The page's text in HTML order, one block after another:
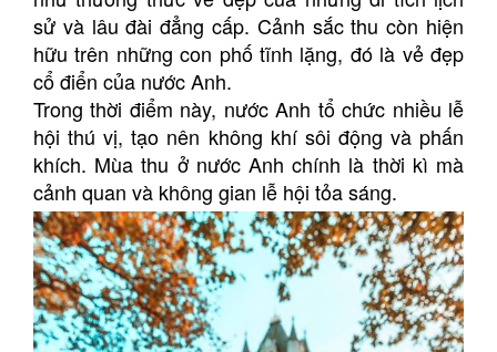
sử và lâu đài đẳng cấp. Cảnh sắc thu còn hiện
hữu trên những con phố tĩnh lặng, đó là vẻ đẹp
cổ điển của nước Anh.
Trong thời điểm này, nước Anh tổ chức nhiều lễ
hội thú vị, tạo nên không khí sôi động và phấn
khích. Mùa thu ở nước Anh chính là thời kì mà
cảnh quan và không gian lễ hội tỏa sáng.